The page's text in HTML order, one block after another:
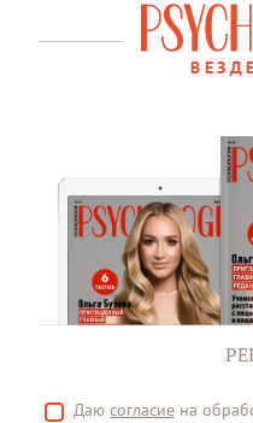
Даю согласие на